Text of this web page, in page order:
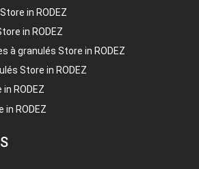
Store in RODEZ
in RODEZ
à granulés Store in RODEZ
Store in RODEZ
RODEZ
in RODEZ